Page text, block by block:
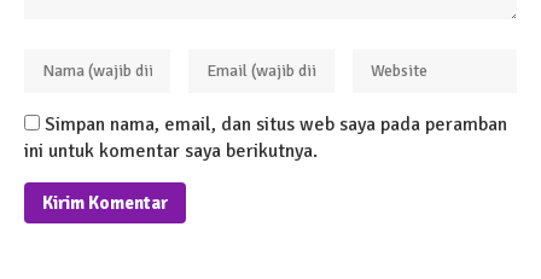
Simpan nama, email, dan situs web saya pada peramban
ini untuk komentar saya berikutnya.